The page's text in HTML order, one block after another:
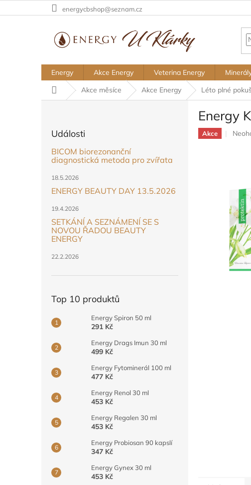
na
energycbshop@seznam.cz
Energy Akce Energy Veterina Energy
Domů Akce měsíce Akce Energy Léto plné
Události
BICOM biorezonanční
diagnostická metoda pro zvířata
18.5.2026
ENERGY BEAUTY DAY 13.5.2026
19.4.2026
SETKÁNÍ A SEZNÁMENÍ SE S
NOVOU ŘADOU BEAUTY
ENERGY
22.2.2026
Top 10 produktů
Energy Spiron 50 ml
291 Kč
Energy Drags Imun 30 ml
499 Kč
Energy Fytominerál 100 ml
477 Kč
Energy Renol 30 ml
453 Kč
Energy Regalen 30 ml
453 Kč
Energy Probiosan 90 kapslí
347 Kč
Energy Gynex 30 ml
453 Kč
Energy
Akce